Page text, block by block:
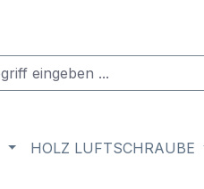
HOLZ LUFTSCHRAUBE